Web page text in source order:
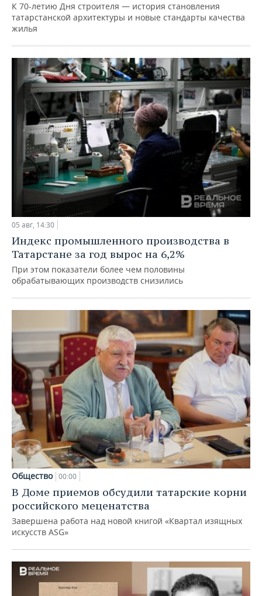
К 70-летию Дня строителя — история становления
татарстанской архитектуры и новые стандарты качества
жилья
05 авг, 14:30
Индекс промышленного производства в
Татарстане за год вырос на 6,2%
При этом показатели более чем половины
обрабатывающих производств снизились
Общество 00:00
В Доме приемов обсудили татарские корни
российского меценатства
Завершена работа над новой книгой «Квартал изящных
искусств ASG»